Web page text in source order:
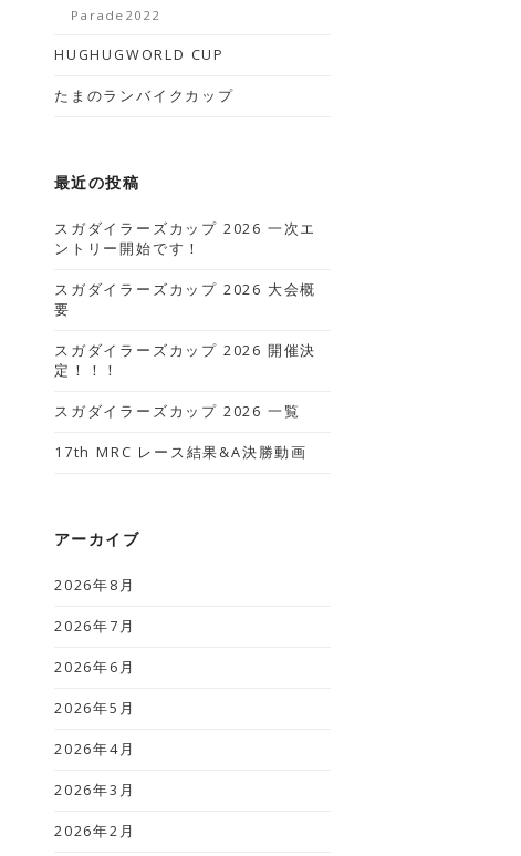
Parade2022
HUGHUGWORLD CUP
たまのランバイクカップ
最近の投稿
スガダイラーズカップ 2026 一次エ
ントリー開始です！
スガダイラーズカップ 2026 大会概
要
スガダイラーズカップ 2026 開催決
定！！！
スガダイラーズカップ 2026 一覧
17th MRC レース結果&A決勝動画
アーカイブ
2026年8月
2026年7月
2026年6月
2026年5月
2026年4月
2026年3月
2026年2月